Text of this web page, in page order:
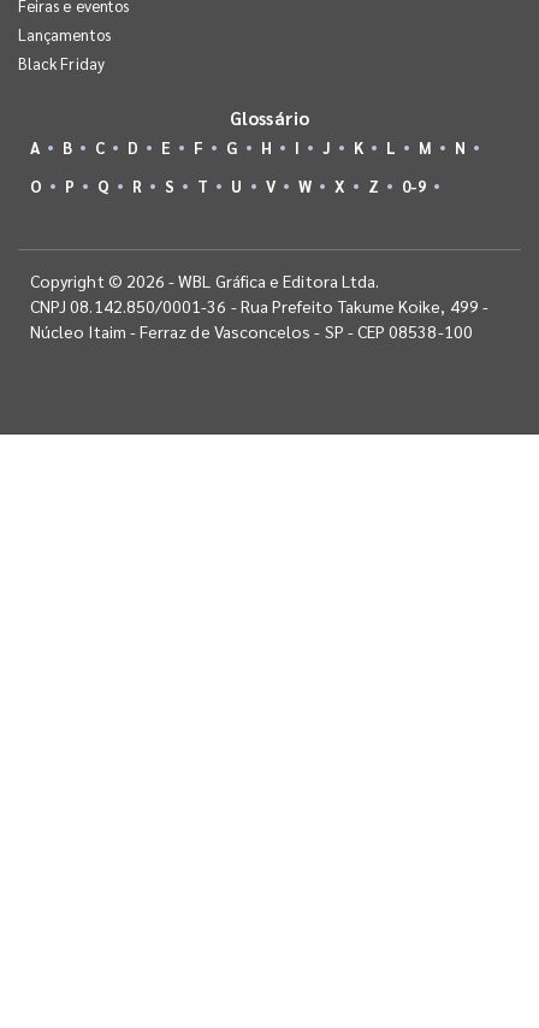
Feiras e eventos
Lançamentos
Black Friday
Glossário
A B C D E F G H I J K L M
N
O
P Q R S T U V W X Z 0-9
Copyright © 2026 - WBL Gráfica e Editora Ltda.
CNPJ 08.142.850/0001-36 - Rua Prefeito Takume Koike, 499 -
Núcleo Itaim - Ferraz de Vasconcelos - SP - CEP 08538-100